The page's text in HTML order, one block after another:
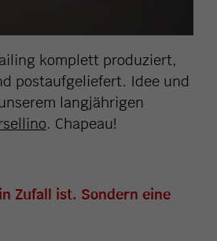
komplett produziert,
postaufgeliefert. Idee und
langjährigen
. Chapeau!
Zufall ist. Sondern eine